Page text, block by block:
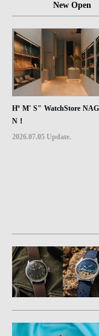
New Open
Hº M' S" WatchStore
N！
2026.07.05 Update.